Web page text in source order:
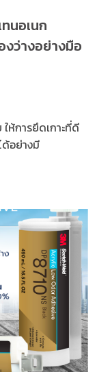
นอเนก
งว่างอย่างมือ
ห้การยึดเกาะที่ดี
ด้อย่างมี